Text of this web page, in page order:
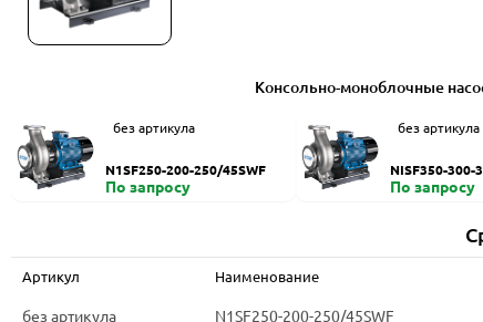
Консольно-моноблочные
без артикула
N1SF250-200-250/45SWF
По запросу
без артикула
NISF350-300-
По запросу
Артикул Наименование
без артикула N1SF250-200-250/45SWF